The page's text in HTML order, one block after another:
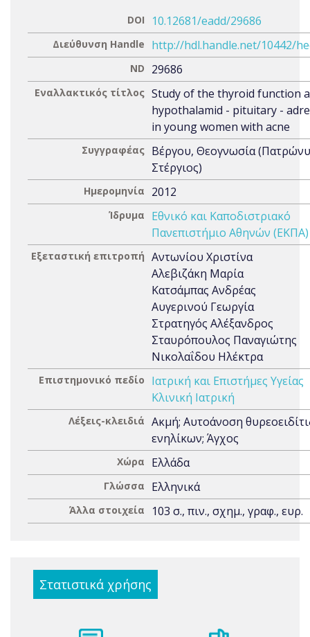
DOI 10.12681/eadd/29686
Διεύθυνση Handle http://hdl.handle.net/10442/
ND 29686
Εναλλακτικός τίτλος Study of the thyroid function
hypothalamid - pituitary -
in young women with acne
Συγγραφέας Βέργου, Θεογνωσία
Στέργιος)
Ημερομηνία 2012
Ίδρυμα
Εθνικό και Καποδιστριακό
Πανεπιστήμιο Αθηνών (ΕΚΠΑ)
Εξεταστική επιτροπή Αντωνίου Χριστίνα
Αλεβιζάκη Μαρία
Κατσάμπας Ανδρέας
Αυγερινού Γεωργία
Στρατηγός Αλέξανδρος
Σταυρόπουλος Παναγιώτης
Νικολαΐδου Ηλέκτρα
Επιστημονικό πεδίο
Ιατρική και Επιστήμες Υγείας
Κλινική Ιατρική
Λέξεις-κλειδιά Ακμή; Αυτοάνοση
ενηλίκων; Άγχος
Χώρα Ελλάδα
Γλώσσα Ελληνικά
Άλλα στοιχεία 103 σ., πιν., σχημ., γραφ., ευρ.
Στατιστικά χρήσης